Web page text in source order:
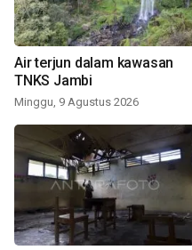
Air terjun dalam kawasan
TNKS Jambi
Minggu, 9 Agustus 2026